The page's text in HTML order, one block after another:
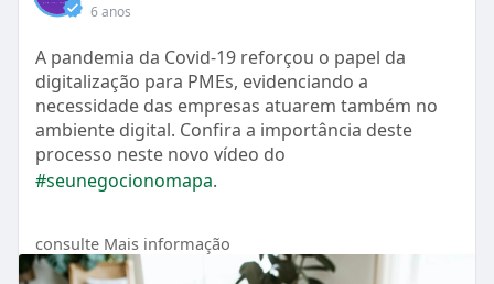
6 anos
A pandemia da Covid-19 reforçou o papel da
digitalização para PMEs, evidenciando a
necessidade das empresas atuarem também no
ambiente digital. Confira a importância deste
processo neste novo vídeo do
#seunegocionomapa.
importancia-
consulte Mais informação